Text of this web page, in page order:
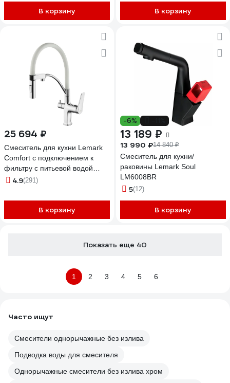
В корзину В корзину
25 694 ₽
Смеситель для кухни Lemark
Comfort с подключением к
фильтру с питьевой водой
LM3074C-White
4.9(291)
В корзину
-6%
13 189 ₽
13 990 ₽14 840 ₽
Смеситель для кухни/
раковины Lemark Soul
LM6008BR
5(12)
В корзину
Показать еще 40
1 2 3 4 5 6
Часто ищут
Смесители однорычажные без излива
Подводка воды для смесителя
Однорычажные смесители без излива хром